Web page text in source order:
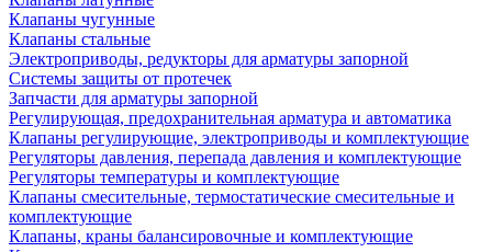
Клапаны чугунные
Клапаны стальные
Электроприводы, редукторы для арматуры запорной
Системы защиты от протечек
Запчасти для арматуры запорной
Регулирующая, предохранительная арматура и автоматика
Клапаны регулирующие, электроприводы и комплектующие
Регуляторы давления, перепада давления и комплектующие
Регуляторы температуры и комплектующие
Клапаны смесительные, термостатические смесительные и
комплектующие
Клапаны, краны балансировочные и комплектующие